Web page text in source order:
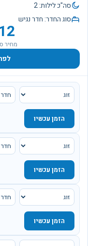
סה"כ לילות:2
סוג החדר:חדר נגיש
מחיר
הזמן עכשיו
הזמן עכשיו
הזמן עכשיו